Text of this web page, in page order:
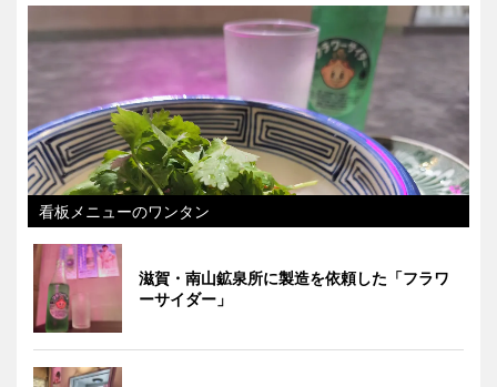
看板メニューのワンタン
滋賀・南山鉱泉所に製造を依頼した「フラワ
ーサイダー」